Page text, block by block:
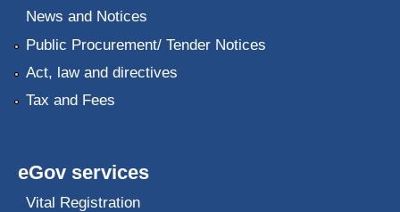
News and Notices
Public Procurement/ Tender Notices
Act, law and directives
Tax and Fees
eGov services
Vital Registration